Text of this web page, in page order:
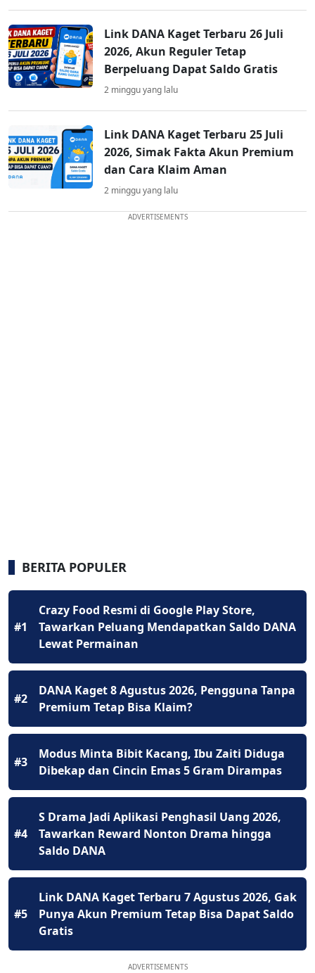
Link DANA Kaget Terbaru 26 Juli
2026, Akun Reguler Tetap
Berpeluang Dapat Saldo Gratis
2 minggu yang lalu
Link DANA Kaget Terbaru 25 Juli
2026, Simak Fakta Akun Premium
dan Cara Klaim Aman
2 minggu yang lalu
ADVERTISEMENTS
BERITA POPULER
#1
Crazy Food Resmi di Google Play Store,
Tawarkan Peluang Mendapatkan Saldo DANA
Lewat Permainan
#2
DANA Kaget 8 Agustus 2026, Pengguna Tanpa
Premium Tetap Bisa Klaim?
#3
Modus Minta Bibit Kacang, Ibu Zaiti Diduga
Dibekap dan Cincin Emas 5 Gram Dirampas
#4
S Drama Jadi Aplikasi Penghasil Uang 2026,
Tawarkan Reward Nonton Drama hingga
Saldo DANA
#5
Link DANA Kaget Terbaru 7 Agustus 2026, Gak
Punya Akun Premium Tetap Bisa Dapat Saldo
Gratis
ADVERTISEMENTS